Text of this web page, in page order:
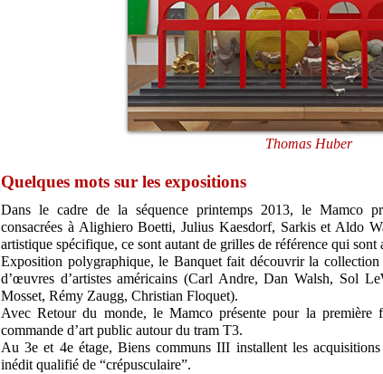
Thomas Huber
Quelques mots sur les expositions
Dans le cadre de la séquence printemps 2013, le Mamco
consacrées à Alighiero Boetti, Julius Kaesdorf, Sarkis et Aldo
artistique spécifique, ce sont autant de grilles de référence qui sont
Exposition polygraphique, le Banquet fait découvrir la collection
d’œuvres d’artistes américains (Carl Andre, Dan Walsh, Sol
Mosset, Rémy Zaugg, Christian Floquet).
Avec Retour du monde, le Mamco présente pour la première
commande d’art public autour du tram T3.
Au 3e et 4e étage, Biens communs III installent les acquisitions
inédit qualifié de “crépusculaire”.